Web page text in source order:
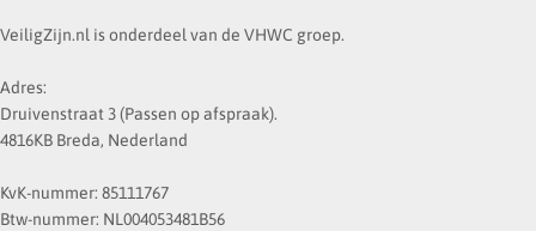
VeiligZijn.nl is onderdeel van de VHWC groep.
Adres:
Druivenstraat 3 (Passen op afspraak).
4816KB Breda, Nederland
KvK-nummer: 85111767
Btw-nummer: NL004053481B56